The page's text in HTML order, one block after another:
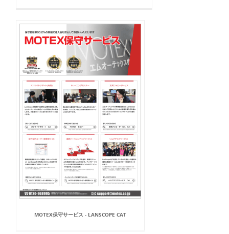
MOTEX保守サービス - LANSCOPE CAT